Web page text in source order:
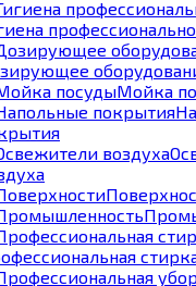
Мойка